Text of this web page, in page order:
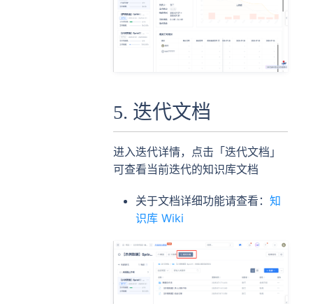
5. 迭代文档
进入迭代详情，点击「迭代文档」
可查看当前迭代的知识库文档
关于文档详细功能请查看：知
识库 Wiki